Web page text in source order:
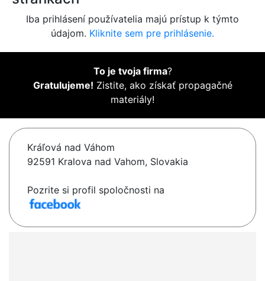
Iba prihlásení používatelia majú prístup k týmto
údajom. Kliknite sem pre prihlásenie.
To je tvoja firma?
Gratulujeme! Zistite, ako získať propagačné
materiály!
Kráľová nad Váhom
92591 Kralova nad Vahom, Slovakia
Pozrite si profil spoločnosti na